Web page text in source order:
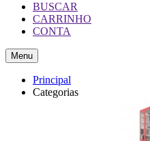
BUSCAR
CARRINHO
CONTA
Menu
Principal
Categorias